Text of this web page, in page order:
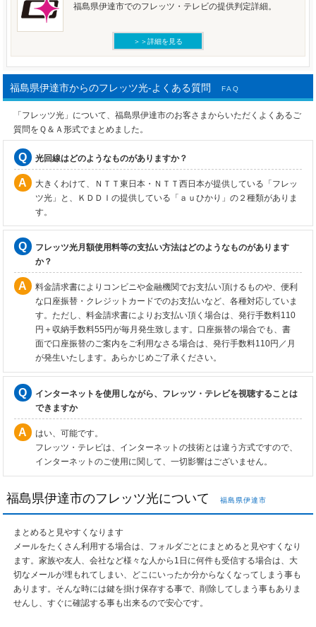
福島県伊達市でのフレッツ・テレビの提供判定詳細。
＞＞詳細を見る
福島県伊達市からのフレッツ光-よくある質問 FAQ
「フレッツ光」について、福島県伊達市のお客さまからいただくよくあるご
質問をＱ＆Ａ形式でまとめました。
光回線はどのようなものがありますか？
大きくわけて、ＮＴＴ東日本・ＮＴＴ西日本が提供している「フレッ
ツ光」と、ＫＤＤＩの提供している「ａｕひかり」の２種類がありま
す。
フレッツ光月額使用料等の支払い方法はどのようなものがあります
か？
料金請求書によりコンビニや金融機関でお支払い頂けるものや、便利
な口座振替・クレジットカードでのお支払いなど、各種対応していま
す。ただし、料金請求書によりお支払い頂く場合は、発行手数料110
円＋収納手数料55円が毎月発生致します。口座振替の場合でも、書
面で口座振替のご案内をご利用なさる場合は、発行手数料110円／月
が発生いたします。あらかじめご了承ください。
インターネットを使用しながら、フレッツ・テレビを視聴することは
できますか
はい、可能です。
フレッツ・テレビは、インターネットの技術とは違う方式ですので、
インターネットのご使用に関して、一切影響はございません。
福島県伊達市のフレッツ光について 福島県伊達市
まとめると見やすくなります
メールをたくさん利用する場合は、フォルダごとにまとめると見やすくなり
ます。家族や友人、会社など様々な人から1日に何件も受信する場合は、大
切なメールが埋もれてしまい、どこにいったか分からなくなってしまう事も
あります。そんな時には鍵を掛け保存する事で、削除してしまう事もありま
せんし、すぐに確認する事も出来るので安心です。